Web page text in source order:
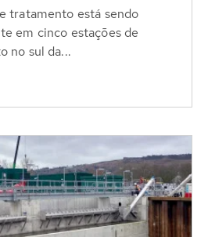
tratamento está sendo
em cinco estações de
no sul da...